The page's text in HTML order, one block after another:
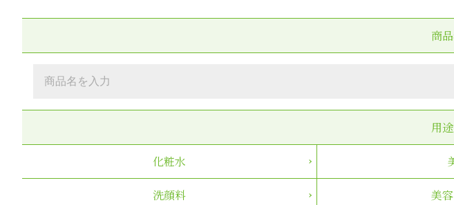
商
用
化粧水
洗顔料 美